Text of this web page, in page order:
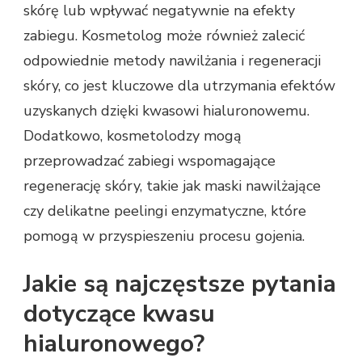
skórę lub wpływać negatywnie na efekty
zabiegu. Kosmetolog może również zalecić
odpowiednie metody nawilżania i regeneracji
skóry, co jest kluczowe dla utrzymania efektów
uzyskanych dzięki kwasowi hialuronowemu.
Dodatkowo, kosmetolodzy mogą
przeprowadzać zabiegi wspomagające
regenerację skóry, takie jak maski nawilżające
czy delikatne peelingi enzymatyczne, które
pomogą w przyspieszeniu procesu gojenia.
Jakie są najczęstsze pytania
dotyczące kwasu
hialuronowego?